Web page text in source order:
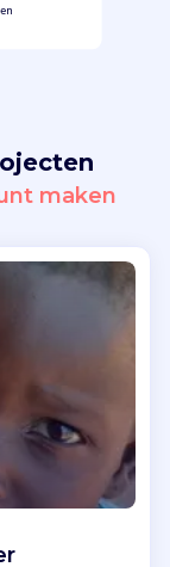
maken